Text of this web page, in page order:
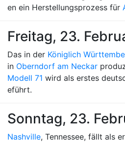
en ein Herstellungsprozess für
Freitag, 23.
Das in der Königlich
in Oberndorf am Neckar
Modell 71 wird als erstes
eführt.
Sonntag, 23.
Nashville, Tennessee, fällt als